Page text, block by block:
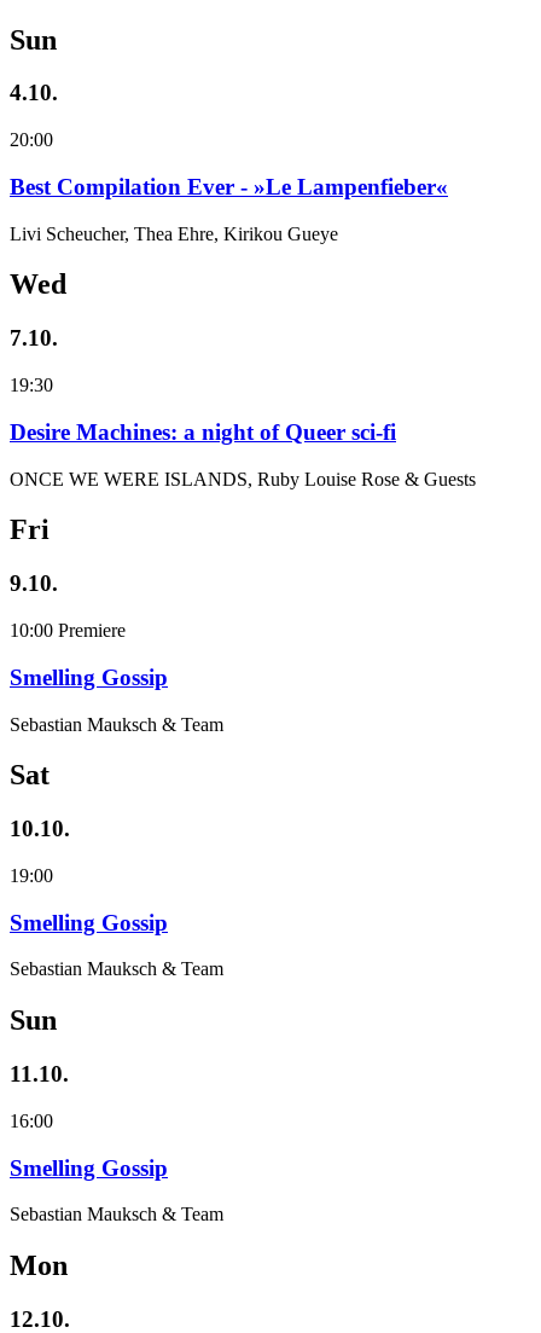
Sun
4.10.
20:00
Best Compilation Ever - »Le Lampenfieber«
Livi Scheucher, Thea Ehre, Kirikou Gueye
Wed
7.10.
19:30
Desire Machines: a night of Queer sci-fi
ONCE WE WERE ISLANDS, Ruby Louise Rose & Guests
Fri
9.10.
10:00 Premiere
Smelling Gossip
Sebastian Mauksch & Team
Sat
10.10.
19:00
Smelling Gossip
Sebastian Mauksch & Team
Sun
11.10.
16:00
Smelling Gossip
Sebastian Mauksch & Team
Mon
12.10.